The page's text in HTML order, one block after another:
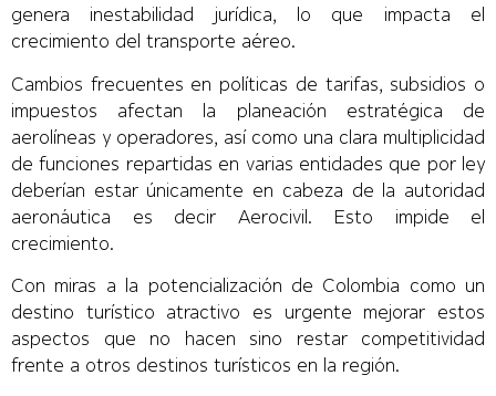
genera inestabilidad jurídica, lo que impacta el
crecimiento del transporte aéreo.
Cambios frecuentes en políticas de tarifas, subsidios o
impuestos afectan la planeación estratégica de
aerolíneas y operadores, así como una clara multiplicidad
de funciones repartidas en varias entidades que por ley
deberían estar únicamente en cabeza de la autoridad
aeronáutica es decir Aerocivil. Esto impide el
crecimiento.
Con miras a la potencialización de Colombia como un
destino turístico atractivo es urgente mejorar estos
aspectos que no hacen sino restar competitividad
frente a otros destinos turísticos en la región.